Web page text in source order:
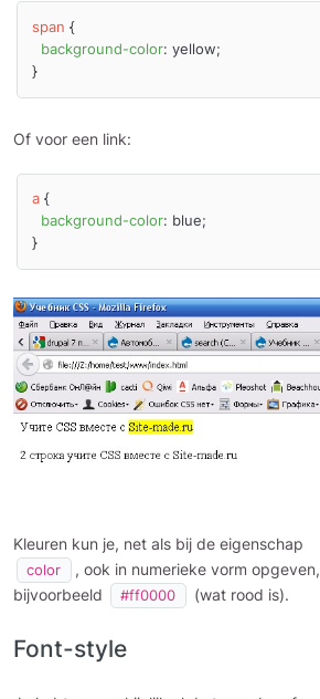
span {
background-color: yellow;
}
Of voor een link:
a {
background-color: blue;
}
Kleuren kun je, net als bij de eigenschap
color
, ook in numerieke vorm opgeven,
bijvoorbeeld
#ff0000 (wat rood is).
Font-style